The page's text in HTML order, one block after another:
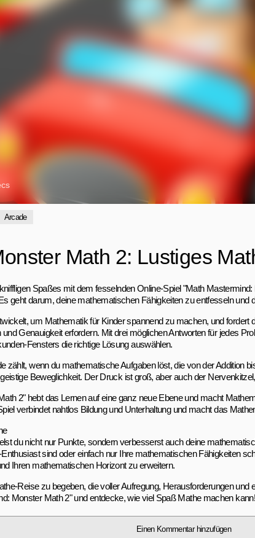
Arcade
Math 2: Lustiges
Spaßes mit dem fesselnden Online-Spiel "Math
geht darum, deine mathematischen Fähigkeiten zu entfesseln und
um Mathematik für Kinder spannend zu machen, und
Genauigkeit erfordern. Mit drei möglichen Antworten für jedes
Fensters die richtige Lösung auswählen.
zählt, wenn du mathematische Aufgaben löst, die von der Addition
Beweglichkeit. Der Druck ist groß, aber auch der
2" hebt das Lernen auf eine ganz neue Ebene und macht
verbindet nahtlos Bildung und Unterhaltung und macht das
du nicht nur Punkte, sondern verbesserst auch deine
sind oder einfach nur Ihre mathematischen Fähigkeiten
Ihren mathematischen Horizont zu erweitern.
Reise zu begeben, die voller Aufregung, Herausforderungen
Monster Math 2" und entdecke, wie viel Spaß Mathe machen kann!
Einen Kommentar hinzufügen